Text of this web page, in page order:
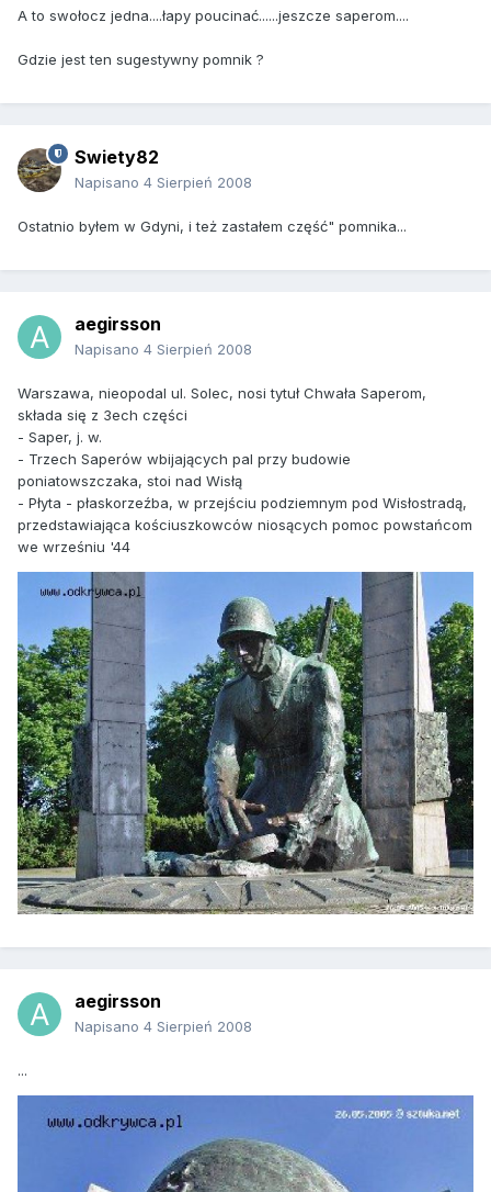
A to swołocz jedna....łapy poucinać......jeszcze saperom....
Gdzie jest ten sugestywny pomnik ?
Swiety82
Napisano 4 Sierpień 2008
Ostatnio byłem w Gdyni, i też zastałem część" pomnika...
aegirsson
Napisano 4 Sierpień 2008
Warszawa, nieopodal ul. Solec, nosi tytuł Chwała Saperom,
składa się z 3ech części
- Saper, j. w.
- Trzech Saperów wbijających pal przy budowie
poniatowszczaka, stoi nad Wisłą
- Płyta - płaskorzeźba, w przejściu podziemnym pod Wisłostradą,
przedstawiająca kościuszkowców niosących pomoc powstańcom
we wrześniu '44
aegirsson
Napisano 4 Sierpień 2008
...